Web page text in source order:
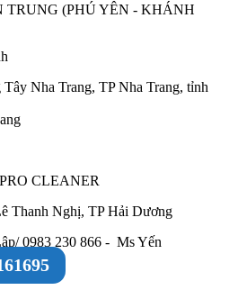
(PHÚ YÊN - KHÁNH
Nha Trang, TP Nha Trang, tỉnh
CLEANER
Thanh Nghị, TP Hải Dương
0983 230 866 - Ms Yến